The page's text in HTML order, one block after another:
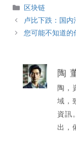
分
類
区块链
卢比下跌：国
您可能不知道
陶
陶，
域，
資訊
出，